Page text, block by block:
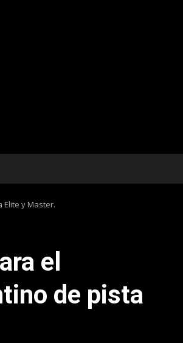
y Master.
el
de pista